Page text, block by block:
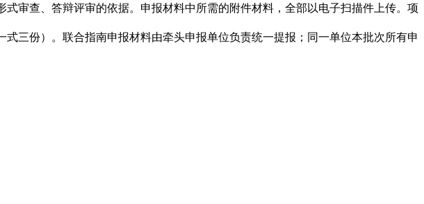
审查、答辩评审的依据。申报材料中所需的附件材料，全部以电子扫描件上传。项
三份）。联合指南申报材料由牵头申报单位负责统一提报；同一单位本批次所有申